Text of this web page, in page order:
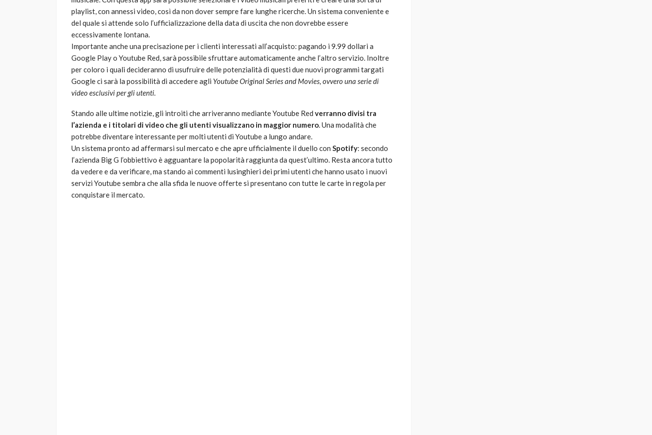
playlist, con annessi video, così da non dover sempre fare lunghe ricerche. Un sistema conveniente e
del quale si attende solo l’ufficializzazione della data di uscita che non dovrebbe essere
eccessivamente lontana.
Importante anche una precisazione per i clienti interessati all’acquisto: pagando i 9.99 dollari a
Google Play o Youtube Red, sarà possibile sfruttare automaticamente anche l’altro servizio. Inoltre
per coloro i quali decideranno di usufruire delle potenzialità di questi due nuovi programmi targati
Google ci sarà la possibilità di accedere agli Youtube Original Series and Movies, ovvero una serie di
video esclusivi per gli utenti.
Stando alle ultime notizie, gli introiti che arriveranno mediante Youtube Red verranno divisi tra
l’azienda e i titolari di video che gli utenti visualizzano in maggior numero. Una modalità che
potrebbe diventare interessante per molti utenti di Youtube a lungo andare.
Un sistema pronto ad affermarsi sul mercato e che apre ufficialmente il duello con Spotify: secondo
l’azienda Big G l’obbiettivo è agguantare la popolarità raggiunta da quest’ultimo. Resta ancora tutto
da vedere e da verificare, ma stando ai commenti lusinghieri dei primi utenti che hanno usato i nuovi
servizi Youtube sembra che alla sfida le nuove offerte si presentano con tutte le carte in regola per
conquistare il mercato.